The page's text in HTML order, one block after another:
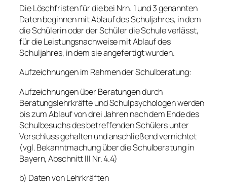
Die Löschfristen für die bei Nrn. 1 und 3 genannten
Daten beginnen mit Ablauf des Schuljahres, in dem
die Schülerin oder der Schüler die Schule verlässt,
für die Leistungsnachweise mit Ablauf des
Schuljahres, in dem sie angefertigt wurden.
Aufzeichnungen im Rahmen der Schulberatung:
Aufzeichnungen über Beratungen durch
Beratungslehrkräfte und Schulpsychologen werden
bis zum Ablauf von drei Jahren nach dem Ende des
Schulbesuchs des betreffenden Schülers unter
Verschluss gehalten und anschließend vernichtet
(vgl. Bekanntmachung über die Schulberatung in
Bayern, Abschnitt III Nr. 4.4)
b) Daten von Lehrkräften